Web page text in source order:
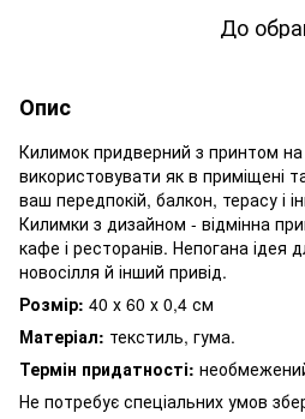
До
Опис
Килимок придверний з принтом
використовувати як в приміщені
ваш передпокій, балкон, терасу і
Килимки з дизайном - відмінна
кафе і ресторанів. Непогана ідея
новосілля й інший привід.
Розмір: 40 х 60 х 0,4 см
Матеріал: текстиль, гума.
Термін придатності:
Не потребує спеціальних умов